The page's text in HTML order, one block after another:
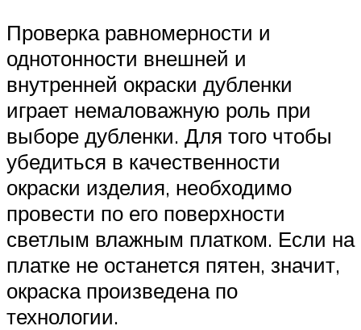
Проверка равномерности и
однотонности внешней и
внутренней окраски дубленки
играет немаловажную роль при
выборе дубленки. Для того чтобы
убедиться в качественности
окраски изделия, необходимо
провести по его поверхности
светлым влажным платком. Если на
платке не останется пятен, значит,
окраска произведена по
технологии.